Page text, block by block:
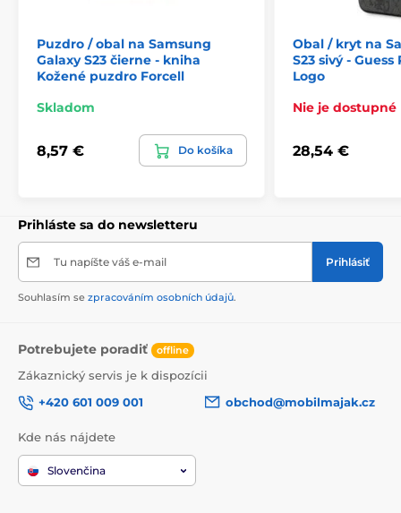
Puzdro / obal na Samsung
Galaxy S23 čierne - kniha
Kožené puzdro Forcell
Skladom
8,57 € Do košíka
Obal / kryt na
S23 sivý - Guess
Logo
Nie je dostupné
28,54 €
Prihláste sa do newsletteru
Tu napíšte váš e-mail Prihlásiť
Souhlasím se zpracováním osobních údajů.
Potrebujete poradiť offline
Zákaznický servis je k dispozícii
+420 601 009 001
obchod@mobilmajak.cz
Kde nás nájdete
Slovenčina